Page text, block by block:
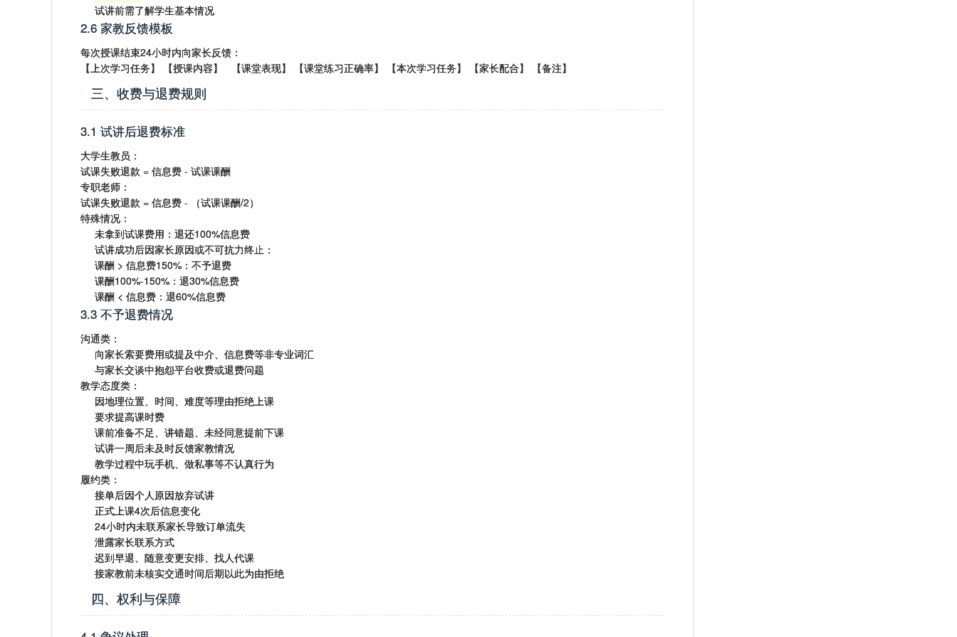
试讲前需了解学生基本情况
2.6 家教反馈模板
每次授课结束24小时内向家长反馈：
【上次学习任务】 【授课内容】 【课堂表现】 【课堂练习正确率】 【本次学习任务】 【家长配合】 【备注】
三、收费与退费规则
3.1 试讲后退费标准
大学生教员：
试课失败退款 = 信息费 - 试课课酬
专职老师：
试课失败退款 = 信息费 - （试课课酬/2）
特殊情况：
未拿到试课费用：退还100%信息费
试讲成功后因家长原因或不可抗力终止：
课酬 > 信息费150%：不予退费
课酬100%-150%：退30%信息费
课酬 < 信息费：退60%信息费
3.3 不予退费情况
沟通类：
向家长索要费用或提及中介、信息费等非专业词汇
与家长交谈中抱怨平台收费或退费问题
教学态度类：
因地理位置、时间、难度等理由拒绝上课
要求提高课时费
课前准备不足、讲错题、未经同意提前下课
试讲一周后未及时反馈家教情况
教学过程中玩手机、做私事等不认真行为
履约类：
接单后因个人原因放弃试讲
正式上课4次后信息变化
24小时内未联系家长导致订单流失
泄露家长联系方式
迟到早退、随意变更安排、找人代课
接家教前未核实交通时间后期以此为由拒绝
四、权利与保障